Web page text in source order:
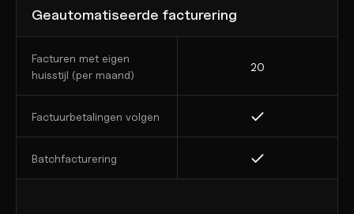
Geautomatiseerde facturering
Facturen met eigen
huisstijl (per maand)
20
Factuurbetalingen volgen
Batchfacturering